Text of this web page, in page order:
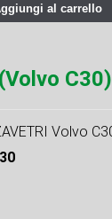
al carrello
C30)